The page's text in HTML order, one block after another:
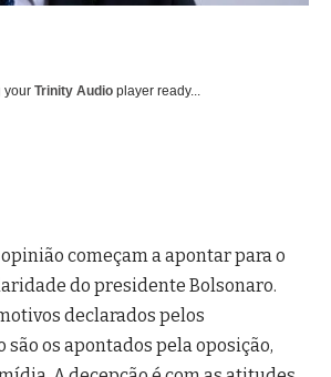
your Trinity Audio player ready...
começam a apontar para o
do presidente Bolsonaro.
declarados pelos
os apontados pela oposição,